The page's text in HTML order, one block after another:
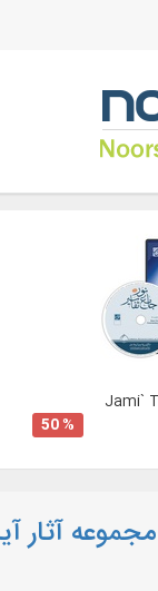
Jami`
50 %
مجموعه آثار